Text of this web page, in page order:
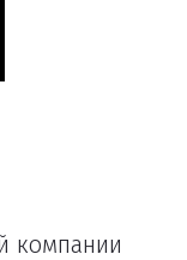
компании